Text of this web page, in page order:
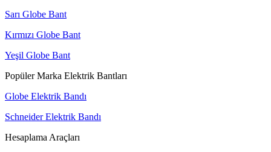
Sarı Globe Bant
Kırmızı Globe Bant
Yeşil Globe Bant
Popüler Marka Elektrik Bantları
Globe Elektrik Bandı
Schneider Elektrik Bandı
Hesaplama Araçları